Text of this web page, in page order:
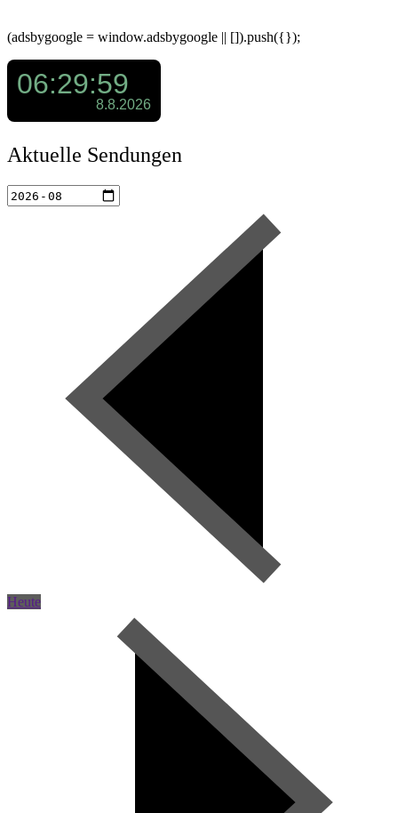
(adsbygoogle = window.adsbygoogle || []).push({});
Aktuelle Sendungen
Heute